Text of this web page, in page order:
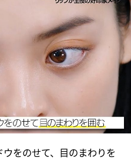
をのせて、目のまわりを